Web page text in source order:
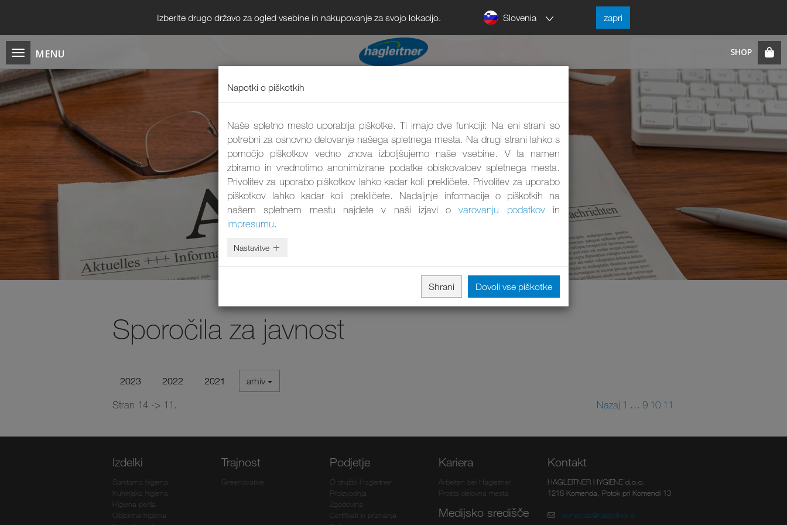
Izberite drugo državo za ogled vsebine in nakupovanje za svojo lokacijo. Slovenia zapri
Sporočila za javnost
2023 2022 2021 arhiv
Stran 14 -> 11. Nazaj 1 … 9 10 11
Izdelki
Sanitarna higiena
Kuhinjska higiena
Higiena perila
Objektna higiena
Trajnost
Greenovative
Podjetje
O družbi Hagleitner
Proizvodnja
Zgodovina
Certifikati in priznanja
Kariera
Arbeiten bei Hagleitner
Prosta delovna mesta
Medijsko središče
Kontakt
HAGLEITNER HYGIENE d.o.o.
1218 Komenda, Potok pri Komendi 13
komenda@hagleitner.si
Napotki o piškotkih
Naše spletno mesto uporablja piškotke. Ti imajo dve funkciji: Na eni strani so
potrebni za osnovno delovanje našega spletnega mesta. Na drugi strani lahko s
pomočjo piškotkov vedno znova izboljšujemo naše vsebine. V ta namen
zbiramo in vrednotimo anonimizirane podatke obiskovalcev spletnega mesta.
Privolitev za uporabo piškotkov lahko kadar koli prekličete. Privolitev za uporabo
piškotkov lahko kadar koli prekličete. Nadaljnje informacije o piškotkih na
našem spletnem mestu najdete v naši izjavi ovarovanju podatkovin
impresumu.
Nastavitve
Shrani Dovoli vse piškotke